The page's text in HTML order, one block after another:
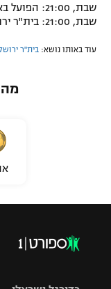
שבת, 21:00: הפועל באר שבע – מכבי חיפה
שבת, 21:00: בית"ר ירושלים – הפועל תל אביב
עוד באותו נושא: בית"ר